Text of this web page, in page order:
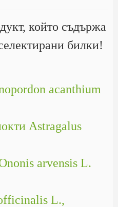
който съдържа
билки!
acanthium
Astragalus
arvensis L.
L.,